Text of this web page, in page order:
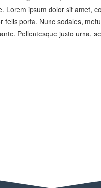
ipsum dolor sit amet,
porta. Nunc sodales,
Pellentesque justo urna,